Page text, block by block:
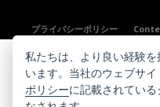
プライバシーポリシー
私たちは、より良い経験
います。当社のウェブサイ
ポリシーに記載されてい